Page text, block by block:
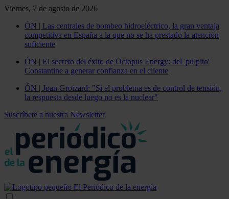
Viernes, 7 de agosto de 2026
ÓN | Las centrales de bombeo hidroeléctrico, la gran ventaja
competitiva en España a la que no se ha prestado la atención
suficiente
ÓN | El secreto del éxito de Octopus Energy: del 'pulpito'
Constantine a generar confianza en el cliente
ÓN | Joan Groizard: "Si el problema es de control de tensión,
la respuesta desde luego no es la nuclear"
Suscríbete a nuestra Newsletter